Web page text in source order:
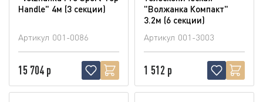
Handle" 4м (3 секции)
Артикул 001-0086
15 704 р
"Волжанка Компакт"
3.2м (6 секции)
Артикул 001-3003
1 512 р